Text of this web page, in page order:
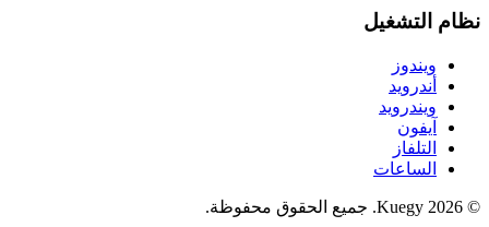
نظام التشغيل
ويندوز
أندرويد
ويندرويد
آيفون
التلفاز
الساعات
© 2026 Kuegy. جميع الحقوق محفوظة.